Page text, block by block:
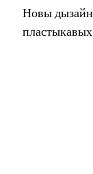
Новы дызайн
пластыкавых